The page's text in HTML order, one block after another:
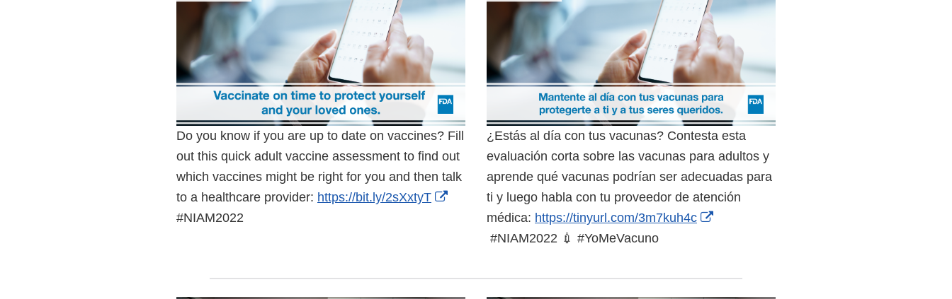
Do you know if you are up to date on vaccines? Fill
out this quick adult vaccine assessment to find out
which vaccines might be right for you and then talk
to a healthcare provider: https://bit.ly/2sXxtyT
External
Disclaimer
#NIAM2022
¿Estás al día con tus vacunas? Contesta esta
evaluación corta sobre las vacunas para adultos y
aprende qué vacunas podrían ser adecuadas para
ti y luego habla con tu proveedor de atención
médica: https://tinyurl.com/3m7kuh4c
External
#NIAM2022 💉 #YoMeVacuno